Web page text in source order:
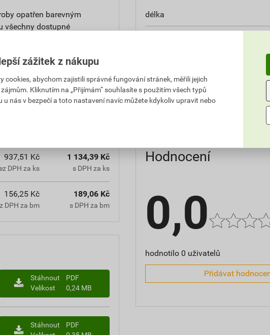
opatřen barevným
všechny dostupné
úprava z nového,
937,51 Kč
DPH za ks
1 134,39 Kč
s DPH za ks
156,25 Kč
DPH za bm
189,06 Kč
s DPH za bm
Stáhnout
PDF
Velikost
0,24 MB
Stáhnout
PDF
délka
materiál
typ
Hodnocení
0,0
hodnotilo 0 uživatelů
Přidávat
zážitek z nákupu
cookies, abychom zajistili správné fungování stránek, měřili jejich
Kliknutím na „Přijímám“ souhlasíte s použitím všech typů
nás v bezpečí a toto nastavení navíc můžete kdykoliv upravit nebo